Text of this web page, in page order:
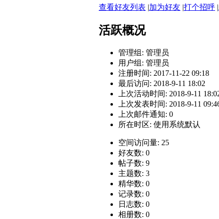
查看好友列表 |加为好友 |打个招呼 |
活跃概况
管理组: 管理员
用户组: 管理员
注册时间: 2017-11-22 09:18
最后访问: 2018-9-11 18:02
上次活动时间: 2018-9-11
上次发表时间: 2018-9-11
上次邮件通知: 0
所在时区: 使用系统默认
空间访问量: 25
好友数: 0
帖子数: 9
主题数: 3
精华数: 0
记录数: 0
日志数: 0
相册数: 0